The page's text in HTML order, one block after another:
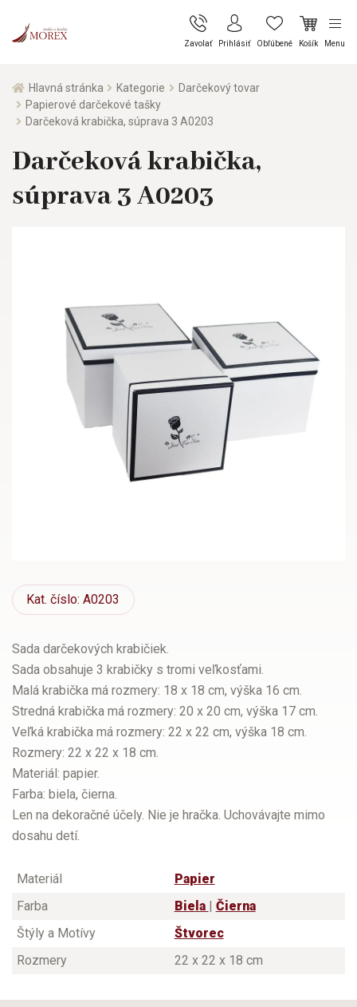
Zavolať Prihlásiť Obľúbené Košík Menu
Hlavná stránka Kategorie
Darčekový tovar
Papierové darčekové tašky
Darčeková krabička, súprava 3 A0203
Darčeková krabička,
súprava 3 A0203
Kat. číslo: A0203
Sada darčekových krabičiek.
Sada obsahuje 3 krabičky s tromi veľkosťami.
Malá krabička má rozmery: 18 x 18 cm, výška 16 cm.
Stredná krabička má rozmery: 20 x 20 cm, výška 17 cm.
Veľká krabička má rozmery: 22 x 22 cm, výška 18 cm.
Rozmery: 22 x 22 x 18 cm.
Materiál: papier.
Farba: biela, čierna.
Len na dekoračné účely. Nie je hračka. Uchovávajte mimo
dosahu detí.
Materiál
Papier
Farba
Biela
Čierna
Štýly a Motívy
Štvorec
Rozmery
22 x 22 x 18 cm